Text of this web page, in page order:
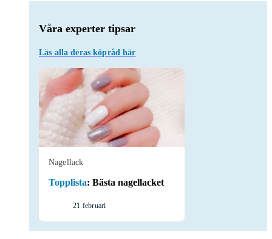
Våra experter tipsar
Läs alla deras köpråd här
Nagellack
Topplista: Bästa nagellacket
21 februari